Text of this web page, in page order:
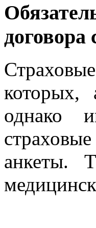
договора
которых,
однако
анкеты.